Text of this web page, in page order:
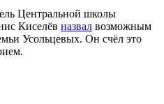
Центральной школы
Киселёв назвал возможным
Усольцевых. Он счёл это